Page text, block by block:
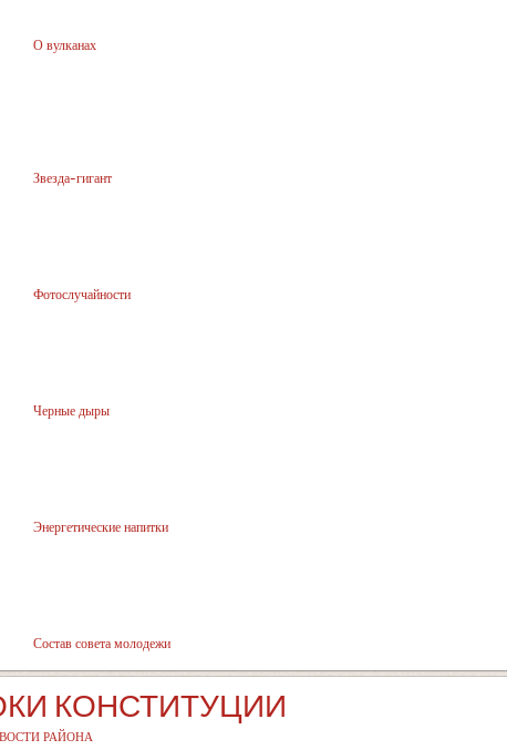
О вулканах
Звезда-гигант
Фотослучайности
Черные дыры
Энергетические напитки
Состав совета молодежи
КОНСТИТУЦИИ
РАЙОНА